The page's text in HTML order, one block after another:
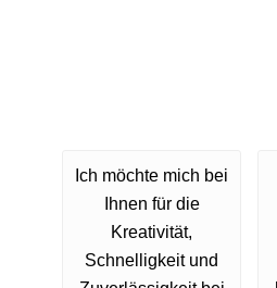
Ich möchte mich bei
Ihnen für die
Kreativität,
Schnelligkeit und